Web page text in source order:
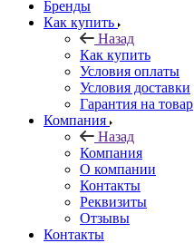
Бренды
Как купить
Назад
Как купить
Условия оплаты
Условия доставки
Гарантия на товар
Компания
Назад
Компания
О компании
Контакты
Реквизиты
Отзывы
Контакты